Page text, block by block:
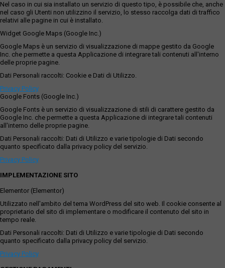
Nel caso in cui sia installato un servizio di questo tipo, è possibile che, anche
nel caso gli Utenti non utilizzino il servizio, lo stesso raccolga dati di traffico
relativi alle pagine in cui è installato.
Widget Google Maps (Google Inc.)
Google Maps è un servizio di visualizzazione di mappe gestito da Google
Inc. che permette a questa Applicazione di integrare tali contenuti all'interno
delle proprie pagine.
Dati Personali raccolti: Cookie e Dati di Utilizzo.
Privacy Policy
Google Fonts (Google Inc.)
Google Fonts è un servizio di visualizzazione di stili di carattere gestito da
Google Inc. che permette a questa Applicazione di integrare tali contenuti
all'interno delle proprie pagine.
Dati Personali raccolti: Dati di Utilizzo e varie tipologie di Dati secondo
quanto specificato dalla privacy policy del servizio.
Privacy Policy
IMPLEMENTAZIONE SITO
Elementor (Elementor)
Utilizzato nell'ambito del tema WordPress del sito web. Il cookie consente al
proprietario del sito di implementare o modificare il contenuto del sito in
tempo reale.
Dati Personali raccolti: Dati di Utilizzo e varie tipologie di Dati secondo
quanto specificato dalla privacy policy del servizio.
Privacy Policy